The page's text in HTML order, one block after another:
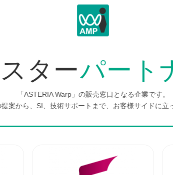
ターパート
「ASTERIA Warp」の販売窓口となる企業です。
案から、SI、技術サポートまで、お客様サイドに立